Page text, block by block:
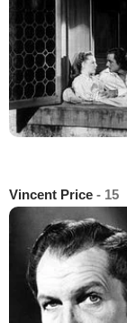
Vincent Price - 15